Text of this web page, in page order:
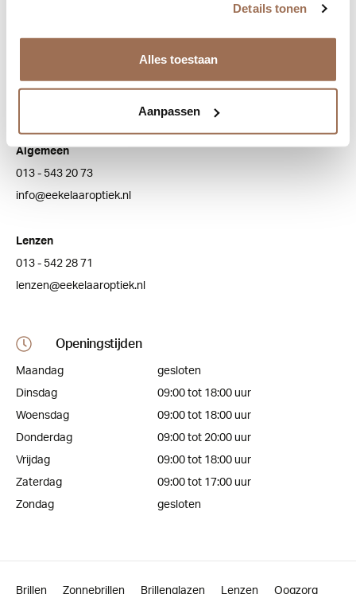
Details tonen
Alles toestaan
Aanpassen
Algemeen
013 - 543 20 73
info@eekelaaroptiek.nl
Lenzen
013 - 542 28 71
lenzen@eekelaaroptiek.nl
Openingstijden
Maandag
gesloten
Dinsdag
09:00 tot 18:00 uur
Woensdag
09:00 tot 18:00 uur
Donderdag
09:00 tot 20:00 uur
Vrijdag
09:00 tot 18:00 uur
Zaterdag
09:00 tot 17:00 uur
Zondag
gesloten
Brillen Zonnebrillen Brillenglazen Lenzen Oogzorg